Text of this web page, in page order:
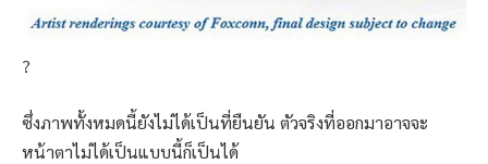
?
ซึ่งภาพทั้งหมดนี้ยังไม่ได้เป็นที่ยืนยัน ตัวจริงที่ออกมาอาจจะ
หน้าตาไม่ได้เป็นแบบนี้ก็เป็นได้